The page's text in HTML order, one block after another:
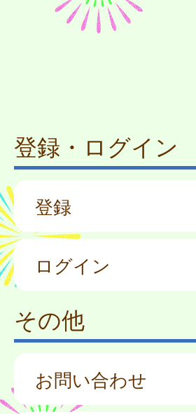
登録・ログイン
登録
ログイン
その他
お問い合わせ